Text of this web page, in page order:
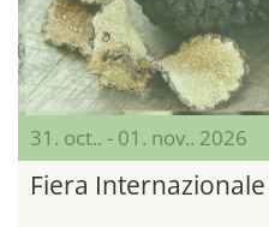
31. oct.. - 01. nov.. 2026
Fiera